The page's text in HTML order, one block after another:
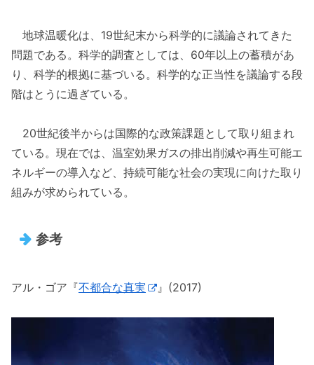
地球温暖化は、19世紀末から科学的に議論されてきた
問題である。科学的調査としては、60年以上の蓄積があ
り、科学的根拠に基づいる。科学的な正当性を議論する段
階はとうに過ぎている。
20世紀後半からは国際的な政策課題として取り組まれ
ている。現在では、温室効果ガスの排出削減や再生可能エ
ネルギーの導入など、持続可能な社会の実現に向けた取り
組みが求められている。
参考
アル・ゴア『不都合な真実 』(2017)